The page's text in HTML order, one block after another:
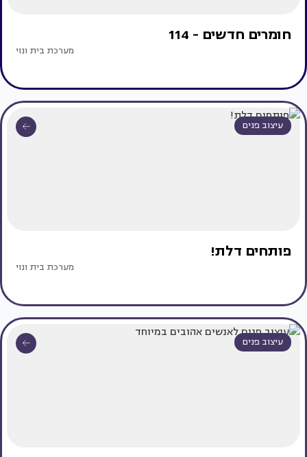
חומרים חדשים - 114
מערכת בית ונוי
עיצוב פנים
פותחים דלת!
מערכת בית ונוי
עיצוב פנים